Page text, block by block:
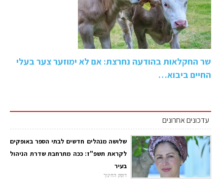
שר החקלאות בהודעה נחרצת: אם לא ימוזער צער בעלי
החיים ביבוא…
עדכונים אחרונים
שלושה מנהלים חדשים לבתי הספר באופקים
לקראת תשפ"ז: ככה מתרחבת שדרת הניהול
בעיר
דופק החינוך